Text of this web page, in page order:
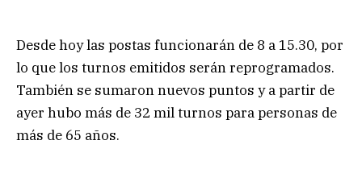
Desde hoy las postas funcionarán de 8 a 15.30, por
lo que los turnos emitidos serán reprogramados.
También se sumaron nuevos puntos y a partir de
ayer hubo más de 32 mil turnos para personas de
más de 65 años.